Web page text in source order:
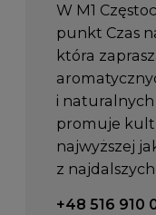
W M1
punkt Czas
która
i
promuje
najwyższej
z
Telefon
+48 516 910